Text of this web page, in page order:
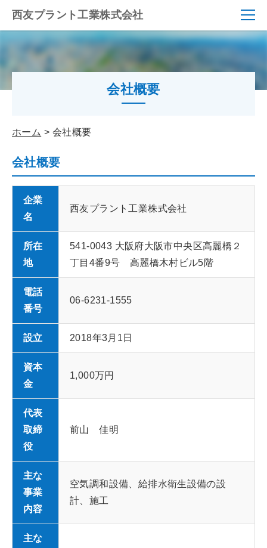
西友プラント工業株式会社
会社概要
ホーム 会社概要
会社概要
企業
名
西友プラント工業株式会社
所在
地
541-0043 大阪府大阪市中央区高麗橋２
丁目4番9号 高麗橋木村ビル5階
電話
番号
06-6231-1555
設立 2018年3月1日
資本
金
1,000万円
代表
取締
役
前山 佳明
主な
事業
内容
空気調和設備、給排水衛生設備の設
計、施工
主な